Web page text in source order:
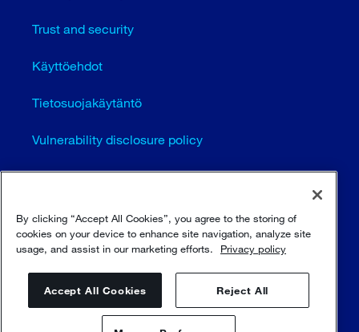
Trust and security
Käyttöehdot
Tietosuojakäytäntö
Vulnerability disclosure policy
Cookie settings (EN)
Sivustokartta
© Sulzer Ltd 1996 - 2025
By clicking “Accept All Cookies”, you agree to the storing of
cookies on your device to enhance site navigation, analyze site
usage, and assist in our marketing efforts.
Privacy policy
Accept All Cookies Reject All